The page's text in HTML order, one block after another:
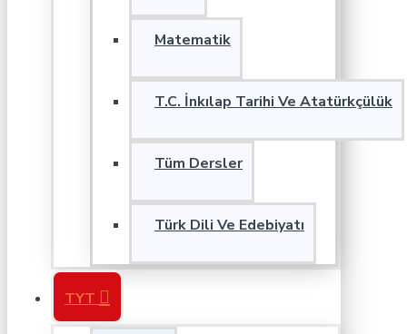
Matematik
T.C. İnkılap Tarihi Ve Atatürkçülük
Tüm Dersler
Türk Dili Ve Edebiyatı
TYT